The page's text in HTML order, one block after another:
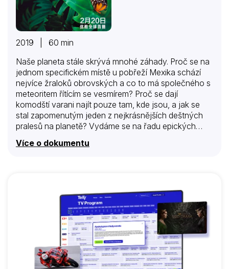
2019 | 60 min
Naše planeta stále skrývá mnohé záhady. Proč se na
jednom specifickém místě u pobřeží Mexika schází
nejvíce žraloků obrovských a co to má společného s
meteoritem řítícím se vesmírem? Proč se dají
komodští varani najít pouze tam, kde jsou, a jak se
stal zapomenutým jeden z nejkrásnějších deštných
pralesů na planetě? Vydáme se na řadu epických
abychom odhalili některé z největších záhad přírody,
svět v afrických mracích a válku paviánů.
Více o dokumentu